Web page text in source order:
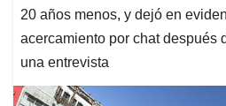
20 años menos, y dejó en
acercamiento por chat después
una entrevista